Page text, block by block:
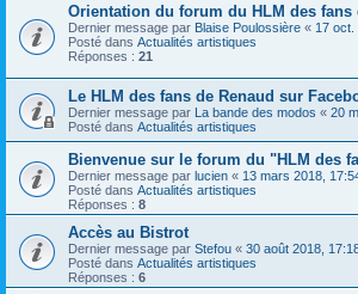
Orientation du forum du HLM des fans
Dernier message par Blaise Poulossière « 17 oct.
Posté dans Actualités artistiques
Réponses : 21
Le HLM des fans de Renaud sur
Dernier message par La bande des modos « 20
Posté dans Actualités artistiques
Bienvenue sur le forum du "HLM des
Dernier message par lucien « 13 mars 2018,
Posté dans Actualités artistiques
Réponses : 8
Accès au Bistrot
Dernier message par Stefou « 30 août 2018,
Posté dans Actualités artistiques
Réponses : 6